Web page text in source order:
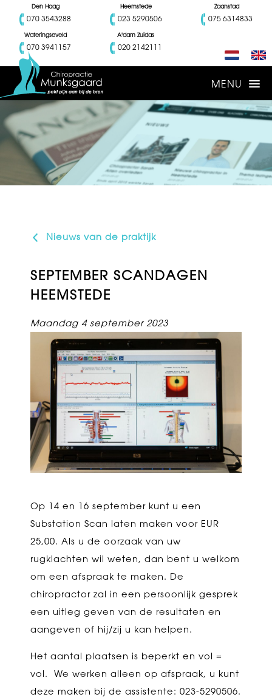
Den Haag
070 3543288
Heemstede
023 5290506
Zaanstad
075 6314833
Wateringseveld
070 3941157
A'dam Zuidas
020 2142111
Nieuws van de praktijk
SEPTEMBER SCANDAGEN
HEEMSTEDE
Maandag 4 september 2023
Op 14 en 16 september kunt u een
Substation Scan laten maken voor EUR
25,00. Als u de oorzaak van uw
rugklachten wil weten, dan bent u welkom
om een afspraak te maken. De
chiropractor zal in een persoonlijk gesprek
een uitleg geven van de resultaten en
aangeven of hij/zij u kan helpen.
Het aantal plaatsen is beperkt en vol =
vol. We werken alleen op afspraak, u kunt
deze maken bij de assistente: 023-5290506.